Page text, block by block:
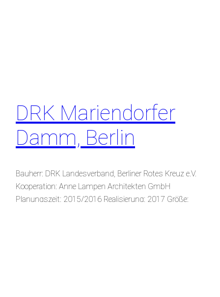
DRK Mariendorfer
Damm, Berlin
Bauherr: DRK Landesverband, Berliner Rotes Kreuz e.V.
Kooperation: Anne Lampen Architekten GmbH
Planungszeit: 2015/2016 Realisierung: 2017 Größe: